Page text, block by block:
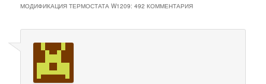
МОДИФИКАЦИЯ ТЕРМОСТАТА W1209: 492 КОММЕНТАРИЯ